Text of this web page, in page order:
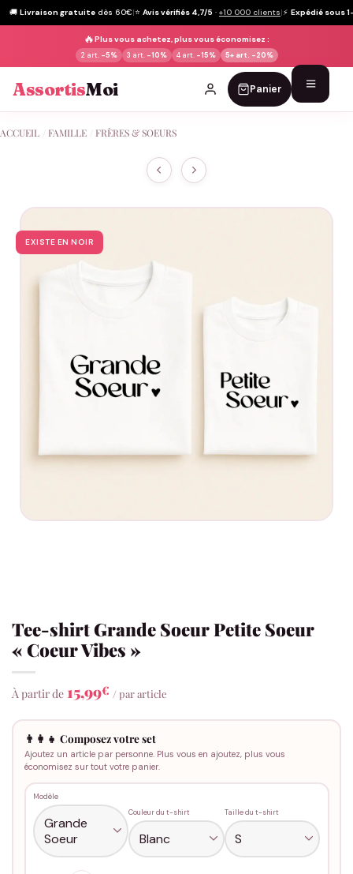
🚚 Livraison gratuite dès 60€|⭐ Avis vérifiés 4,7/5 · +10 000 clients|⚡ Expédié sous
🔥Plus vous achetez, plus vous économisez :
2 art. -5% 3 art. -10% 4 art. -15% 5+ art. -20%
AssortisMoi Panier
au
ACCUEIL FAMILLE FRÈRES & SOEURS
EXISTE EN NOIR
Tee-shirt Grande Soeur Petite Soeur
« Coeur Vibes »
À partir de 15,99€ / par article
👨‍👩‍👧 Composez votre set
Ajoutez un article par personne. Plus vous en ajoutez, plus vous
économisez sur tout votre panier.
Modèle
Couleur du t-shirt
Taille du t-shirt